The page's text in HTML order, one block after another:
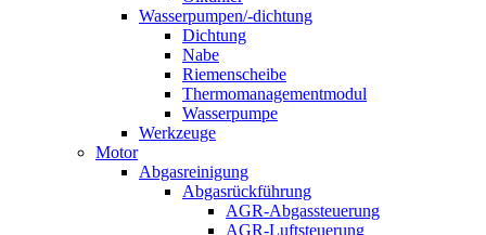
Wasserpumpen/-dichtung
Dichtung
Nabe
Riemenscheibe
Thermomanagementmodul
Wasserpumpe
Werkzeuge
Motor
Abgasreinigung
Abgasrückführung
AGR-Abgassteuerung
AGR-Luftsteuerung